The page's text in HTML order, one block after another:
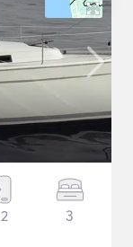
2 3